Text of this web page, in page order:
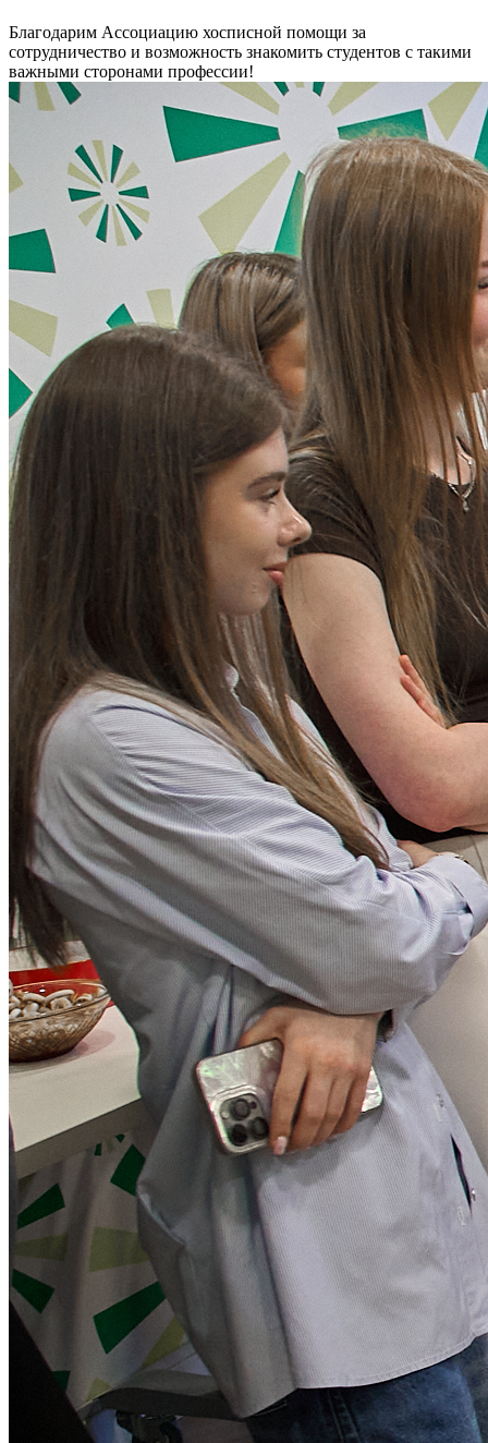
Благодарим Ассоциацию хосписной помощи за
сотрудничество и возможность знакомить студентов с такими
важными сторонами профессии!